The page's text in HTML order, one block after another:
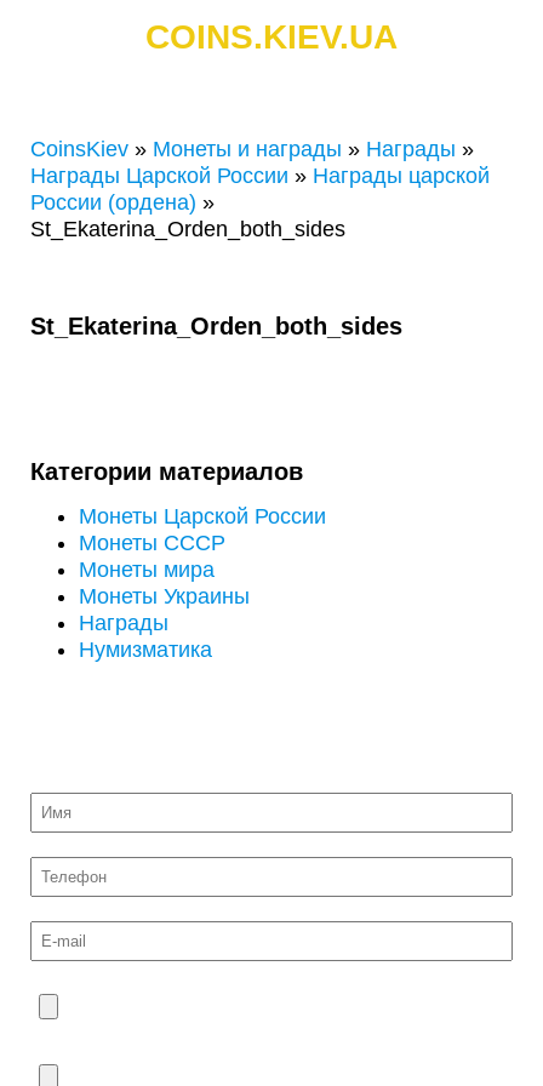
COINS.KIEV.UA
CoinsKiev » Монеты и награды » Награды »
Награды Царской России » Награды царской
России (ордена) »
St_Ekaterina_Orden_both_sides
St_Ekaterina_Orden_both_sides
Категории материалов
Монеты Царской России
Монеты СССР
Монеты мира
Монеты Украины
Награды
Нумизматика